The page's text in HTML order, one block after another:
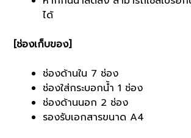
ได้
[ช่องเก็บของ]
ช่องด้านใน 7 ช่อง
ช่องใส่กระบอกน้ำ 1 ช่อง
ช่องด้านนอก 2 ช่อง
รองรับเอกสารขนาด A4